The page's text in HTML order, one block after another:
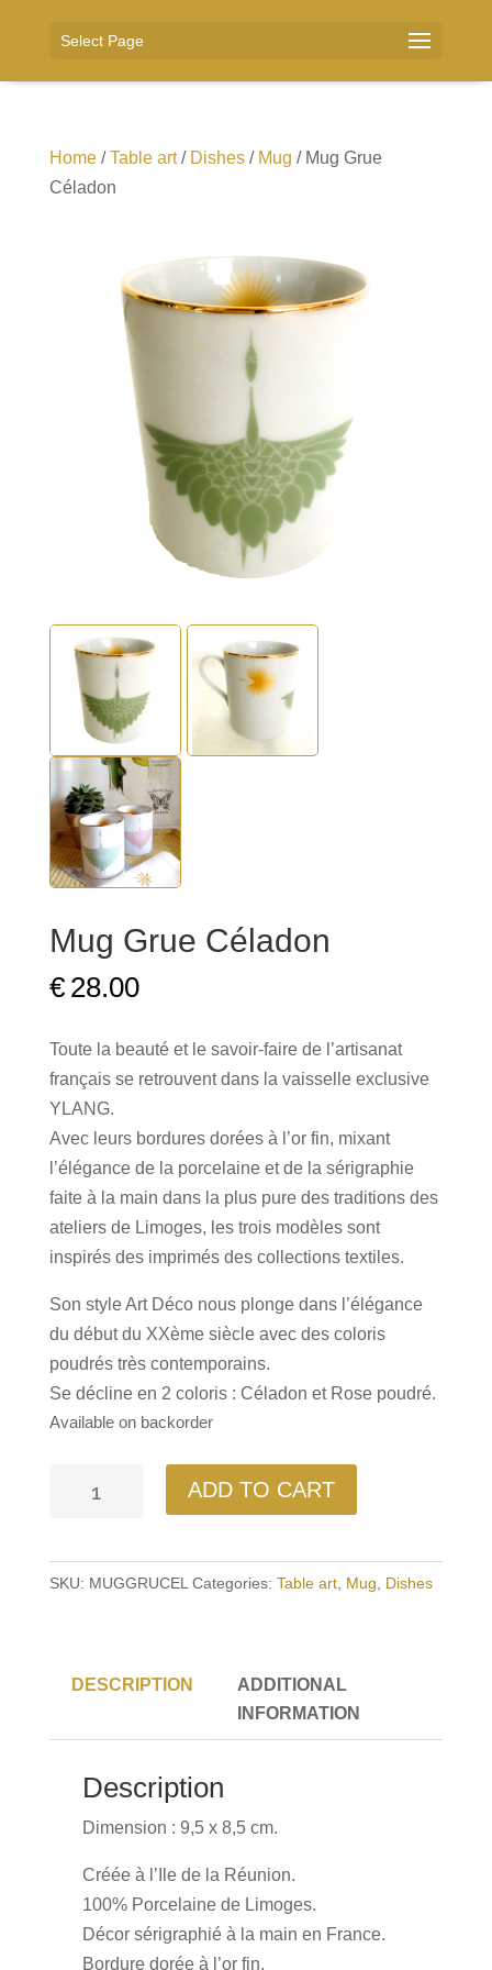
Select Page
Home/Table art/ Dishes/ Mug / Mug Grue
Céladon
Mug Grue Céladon
€ 28.00
Toute la beauté et le savoir-faire de l’artisanat
français se retrouvent dans la vaisselle exclusive
YLANG.
Avec leurs bordures dorées à l’or fin, mixant
l’élégance de la porcelaine et de la sérigraphie
faite à la main dans la plus pure des traditions des
ateliers de Limoges, les trois modèles sont
inspirés des imprimés des collections textiles.
Son style Art Déco nous plonge dans l’élégance
du début du XXème siècle avec des coloris
poudrés très contemporains.
Se décline en 2 coloris : Céladon et Rose poudré.
Available on backorder
quantity
ADD TO CART
SKU: MUGGRUCEL Categories: Table art, Mug, Dishes
DESCRIPTION
ADDITIONAL
INFORMATION
Description
Dimension : 9,5 x 8,5 cm.
Créée à l’Ile de la Réunion.
100% Porcelaine de Limoges.
Décor sérigraphié à la main en France.
Bordure dorée à l’or fin.